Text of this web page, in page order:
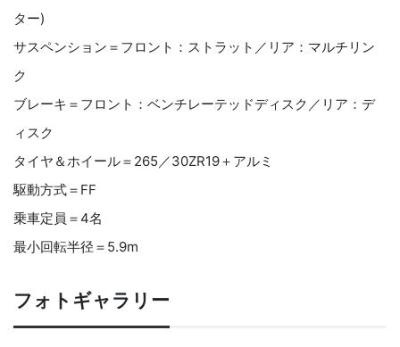
ター)
サスペンション＝フロント：ストラット／リア：マルチリン
ク
ブレーキ＝フロント：ベンチレーテッドディスク／リア：デ
ィスク
タイヤ＆ホイール＝265／30ZR19＋アルミ
駆動方式＝FF
乗車定員＝4名
最小回転半径＝5.9m
フォトギャラリー